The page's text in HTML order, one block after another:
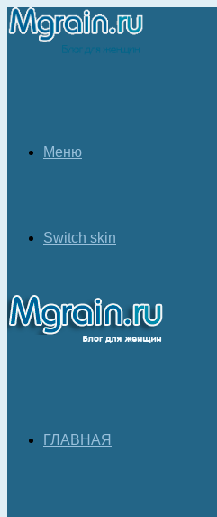
Меню
Switch skin
ГЛАВНАЯ